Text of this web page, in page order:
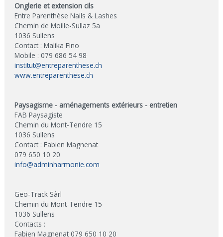
Onglerie et extension cils
Entre Parenthèse Nails & Lashes
Chemin de Moille-Sullaz 5a
1036 Sullens
Contact : Malika Fino
Mobile : 079 686 54 98
institut@entreparenthese.ch
www.entreparenthese.ch
Paysagisme - aménagements extérieurs - entretien
FAB Paysagiste
Chemin du Mont-Tendre 15
1036 Sullens
Contact : Fabien Magnenat
079 650 10 20
info@adminharmonie.com
Geo-Track Sàrl
Chemin du Mont-Tendre 15
1036 Sullens
Contacts :
Fabien Magnenat 079 650 10 20